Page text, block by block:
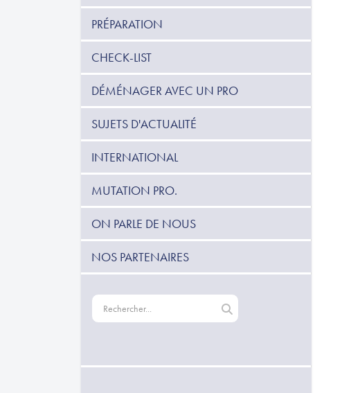
PRÉPARATION
CHECK-LIST
DÉMÉNAGER AVEC UN PRO
SUJETS D'ACTUALITÉ
INTERNATIONAL
MUTATION PRO.
ON PARLE DE NOUS
NOS PARTENAIRES